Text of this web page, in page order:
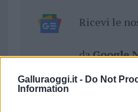
Galluraoggi.it - Do Not
Information
Ricevi le
daGoogle